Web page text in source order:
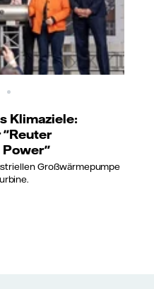
Klimaziele:
"Reuter
Power"
Großwärmepumpe